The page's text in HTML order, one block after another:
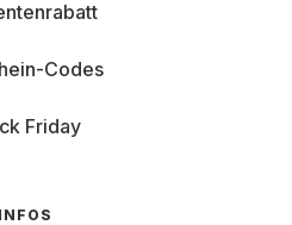
Codes
Friday
INFOS